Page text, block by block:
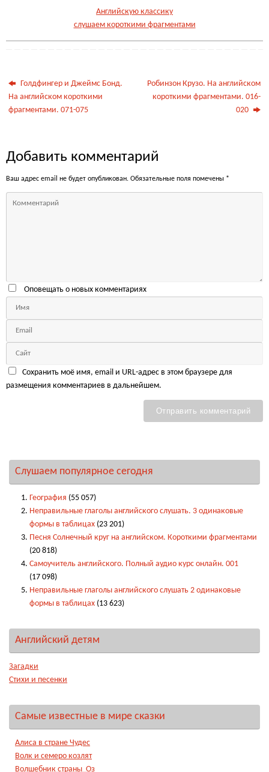
Английскую классику
слушаем короткими фрагментами
Голдфингер и Джеймс Бонд.
На английском короткими
фрагментами. 071-075
Робинзон Крузо. На английском
короткими фрагментами. 016-
020
Добавить комментарий
Ваш адрес email не будет опубликован. Обязательные поля помечены *
Оповещать о новых комментариях
Сохранить моё имя, email и URL-адрес в этом браузере для
размещения комментариев в дальнейшем.
Слушаем популярное сегодня
География (55 057)
Неправильные глаголы английского слушать. 3 одинаковые
формы в таблицах (23 201)
Песня Солнечный круг на английском. Короткими фрагментами
(20 818)
Самоучитель английского. Полный аудио курс онлайн. 001
(17 098)
Неправильные глаголы английского слушать 2 одинаковые
формы в таблицах (13 623)
Английский детям
Загадки
Стихи и песенки
Самые известные в мире сказки
Алиса в стране Чудес
Волк и семеро козлят
Волшебник страны Оз